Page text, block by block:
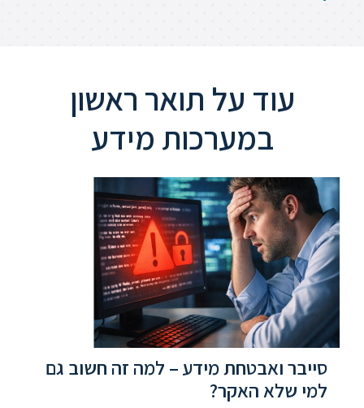
עוד על תואר ראשון
במערכות מידע
סייבר ואבטחת מידע – למה זה חשוב גם
למי שלא האקר?